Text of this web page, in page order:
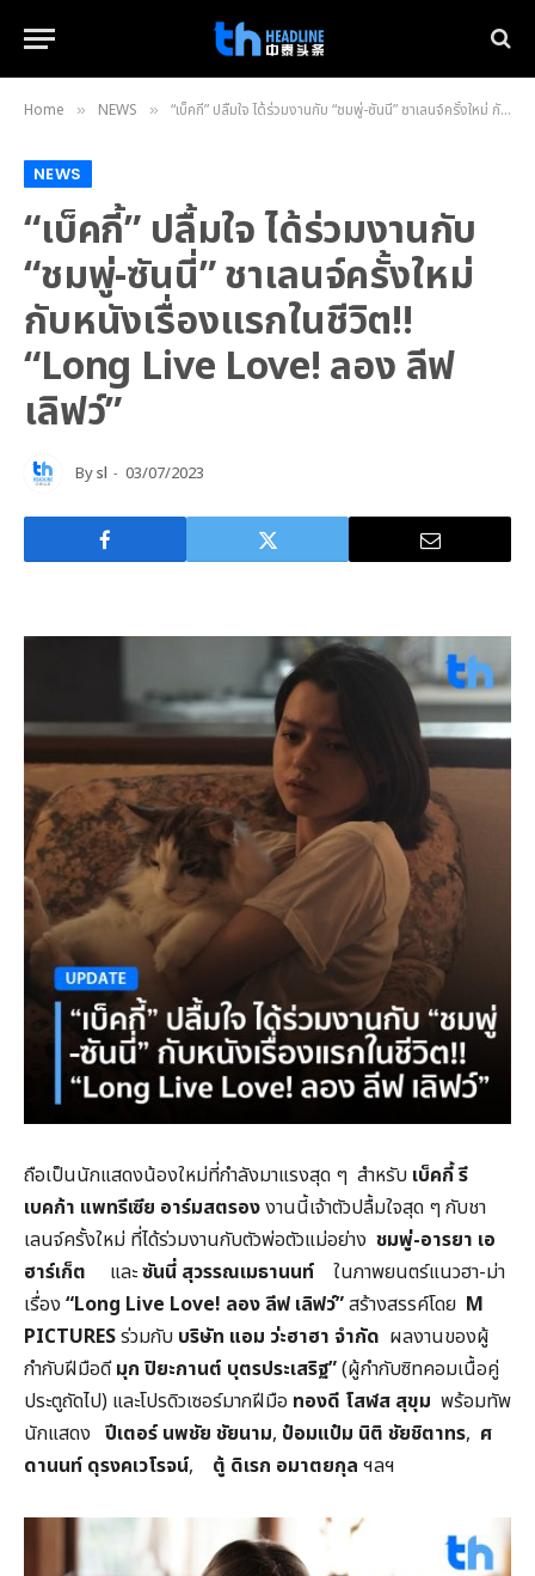
Home » NEWS » “เบ็คกี้” ปลื้มใจ ได้ร่วมงานกับ “ชมพู่-ซันนี่” ชาเลนจ์ครั้งใหม่ กับหนังเรื่องแรกในชีวิต!! “Long Live Love! ลอง ลีฟ เลิฟว์”
NEWS
“เบ็คกี้” ปลื้มใจ ได้ร่วมงานกับ
“ชมพู่-ซันนี่” ชาเลนจ์ครั้งใหม่
กับหนังเรื่องแรกในชีวิต!!
“Long Live Love! ลอง ลีฟ
เลิฟว์”
Bysl 03/07/2023
ถือเป็นนักแสดงน้องใหม่ที่กำลังมาแรงสุด ๆ สำหรับ เบ็คกี้รี
เบคก้า แพทรีเซีย อาร์มสตรองงานนี้เจ้าตัวปลื้มใจสุด ๆ กับชา
เลนจ์ครั้งใหม่ ที่ได้ร่วมงานกับตัวพ่อตัวแม่อย่าง ชมพู่-อารยา เอ
ฮาร์เก็ต และซันนี่ สุวรรณเมธานนท์
ในภาพยนตร์แนวฮา-ม่า
เรื่อง “Long Live Love! ลอง ลีฟ เลิฟว์”สร้างสรรค์โดย M
PICTURESร่วมกับ บริษัท แอม ว่ะฮาฮา จำกัด ผลงานของผู้
กำกับฝีมือดีมุก ปิยะกานต์ บุตรประเสริฐ”(ผู้กำกับซิทคอมเนื้อคู่
ประตูถัดไป) และโปรดิวเซอร์มากฝีมือ ทองดี โสฬส สุขุม พร้อมทัพ
นักแสดง ปีเตอร์ นพชัย ชัยนาม, ป๋อมแป๋ม นิติ ชัยชิตาทร, ศ
ดานนท์ ดุรงคเวโรจน์, ตู้ ดิเรก อมาตยกุล ฯลฯ